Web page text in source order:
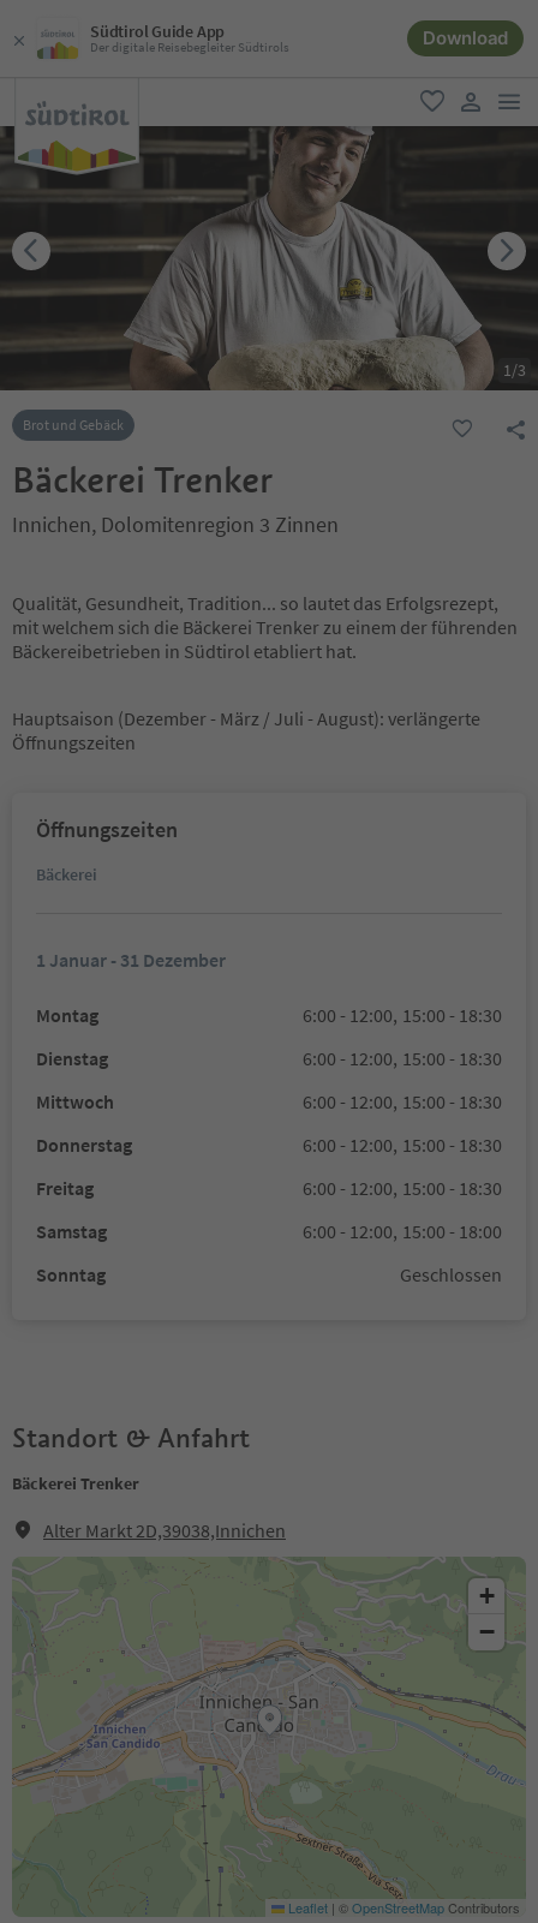
Südtirol Guide App
Der digitale Reisebegleiter Südtirols Download
favorit
user link
1/3
Brot und Gebäck
Bäckerei Trenker
Innichen, Dolomitenregion 3 Zinnen
Qualität, Gesundheit, Tradition... so lautet das Erfolgsrezept,
mit welchem sich die Bäckerei Trenker zu einem der führenden
Bäckereibetrieben in Südtirol etabliert hat.
Hauptsaison (Dezember - März / Juli - August): verlängerte
Öffnungszeiten
Öffnungszeiten
Bäckerei
1 Januar - 31 Dezember
Montag 6:00 - 12:00, 15:00 - 18:30
Dienstag
6:00 - 12:00, 15:00 - 18:30
Mittwoch
6:00 - 12:00, 15:00 - 18:30
Donnerstag
6:00 - 12:00, 15:00 - 18:30
Freitag
6:00 - 12:00, 15:00 - 18:30
Samstag
6:00 - 12:00, 15:00 - 18:00
Sonntag
Geschlossen
Standort & Anfahrt
Bäckerei Trenker
Alter Markt 2D,39038,Innichen
+
−
Leaflet | ©OpenStreetMapContributors